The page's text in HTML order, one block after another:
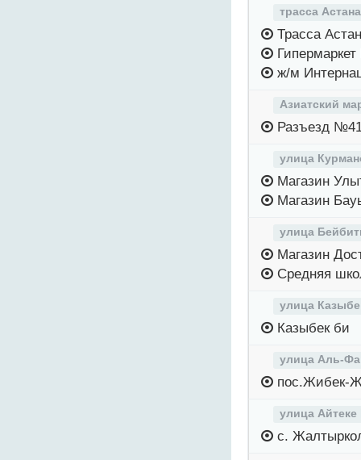
трасса
Трасса
ж/м
Азиатский
Разъезд
улица
Магазин
Магазин
улица
Магазин
Средняя
улица
Казыбек би
улица Аль-
пос.Жибек-
улица Айтеке
с.